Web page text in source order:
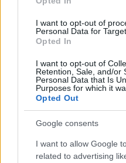
I want to opt-out of
Personal Data for
Opted In
I want to opt-out of
Retention, Sale, and/or
Personal Data that Is
Purposes for which it
Opted Out
Google consents
I want to allow Google
related to advertising